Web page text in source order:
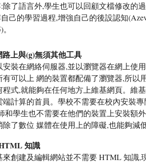
除了語言外,學生也可以回顧文檔修改的
己的學習過程,增強自己的後設認知
上與(g)無須其他工具
安裝在網絡伺服器,並以瀏覽器在網上使
有可以上 網的裝置都配備了瀏覽器,所以
程式,就能夠在任何地方上維基網頁。維
端計算的首員。學校不需要在校內安裝
和學生也不需要在他們的裝置上安裝額
除了數位 媒體在使用上的障礙,也能夠減
知識
來創建及編輯網站並不需要 HTML 知識,